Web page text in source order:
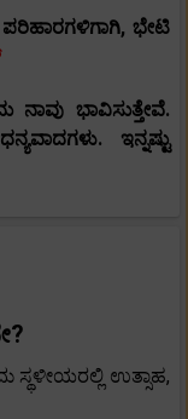
ಪರಿಹಾರಗಳಿಗಾಗಿ, ಭೇಟಿ
ನಾವು ಭಾವಿಸುತ್ತೇವೆ.
ಇನ್ನಷ್ಟು
ಸ್ಥಳೀಯರಲ್ಲಿ ಉತ್ಸಾಹ,